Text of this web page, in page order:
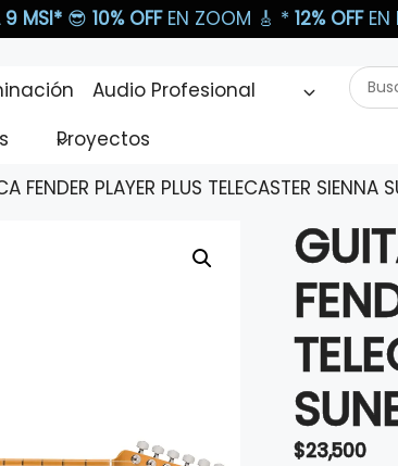
9 MSI* 😎 10% OFF EN ZOOM 🎸​ * 12% OFFEN
Audio Profesional
Proyectos
FENDER PLAYER PLUS TELECASTER
$23,500